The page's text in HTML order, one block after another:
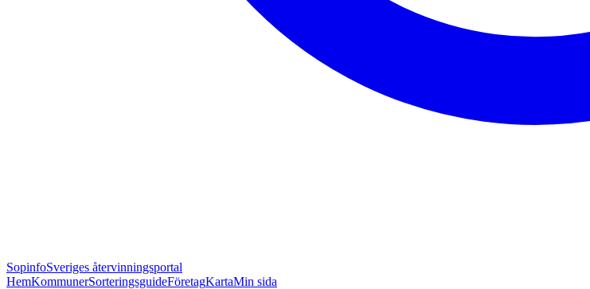
SopinfoSveriges återvinningsportal
HemKommunerSorteringsguideFöretagKartaMin sida